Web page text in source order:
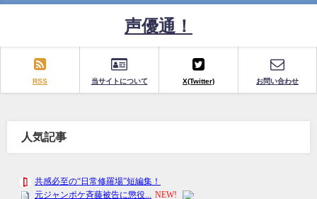
声優通！
RSS 当サイトについて X(Twitter) お問い合わせ
人気記事